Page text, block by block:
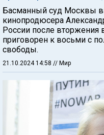
Басманный суд Москвы
кинопродюсера
России после вторжения
приговорен к восьми с
свободы.
21.10.2024 14:58 // Мир